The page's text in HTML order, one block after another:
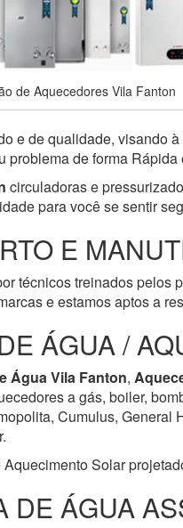
de Aquecedores Vila Fanton
e de qualidade, visando
problema de forma Rápida
circuladoras e
para você se sentir
E
técnicos treinados
e estamos aptos a
ÁGUA /
ÁguaVila Fanton,
a gás, boiler,
Cumulus,
Solar
DE ÁGUA